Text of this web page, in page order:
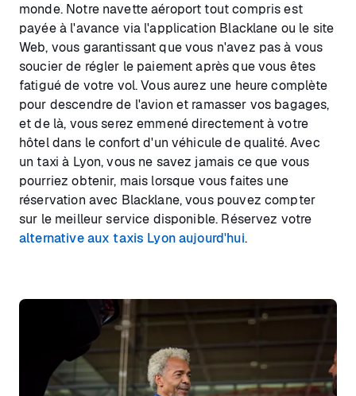
monde. Notre navette aéroport tout compris est
payée à l'avance via l'application Blacklane ou le site
Web, vous garantissant que vous n'avez pas à vous
soucier de régler le paiement après que vous êtes
fatigué de votre vol. Vous aurez une heure complète
pour descendre de l'avion et ramasser vos bagages,
et de là, vous serez emmené directement à votre
hôtel dans le confort d'un véhicule de qualité. Avec
un taxi à Lyon, vous ne savez jamais ce que vous
pourriez obtenir, mais lorsque vous faites une
réservation avec Blacklane, vous pouvez compter
sur le meilleur service disponible. Réservez votre
alternative aux taxis Lyon aujourd'hui.